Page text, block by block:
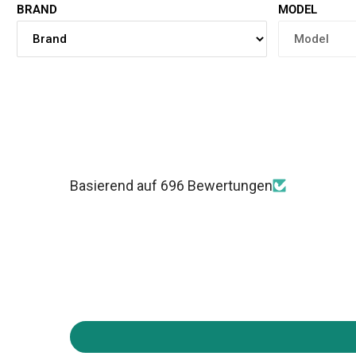
BRAND MODEL
Basierend auf 696 Bewertungen